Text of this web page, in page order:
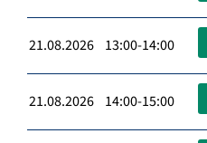
21.08.2026 13:00-14:00
21.08.2026 14:00-15:00